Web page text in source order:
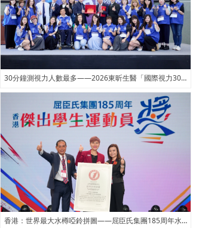
30分鐘測視力人數最多——2026東昕生醫「國際視力30分鐘挑戰賽」
香港：世界最大水樽啞鈴拼圖——屈臣氏集團185周年水樽啞鈴拼圖